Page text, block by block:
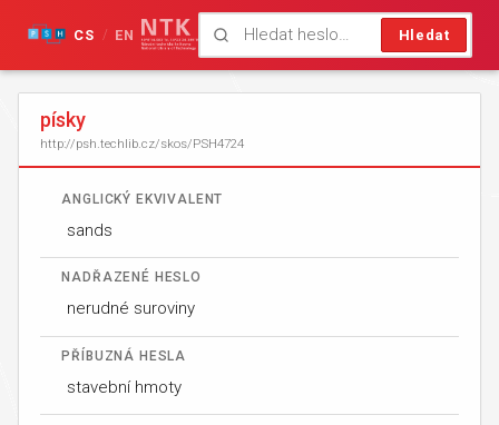
Hledat
CS / EN
písky
http://psh.techlib.cz/skos/PSH4724
ANGLICKÝ EKVIVALENT
sands
NADŘAZENÉ HESLO
nerudné suroviny
PŘÍBUZNÁ HESLA
stavební hmoty